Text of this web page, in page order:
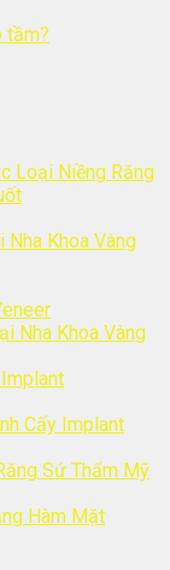
tầm?
Loại Niềng Răng
Nha Khoa Vàng
Nha Khoa Vàng
Cấy Implant
Sứ Thẩm Mỹ
Hàm Mặt